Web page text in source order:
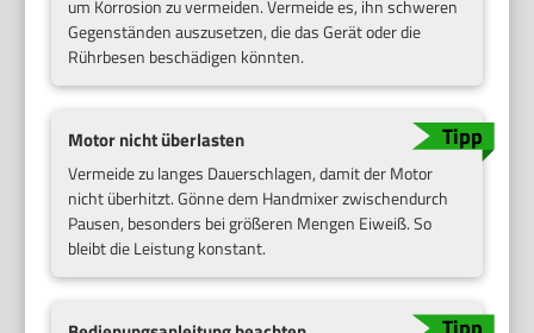
um Korrosion zu vermeiden. Vermeide es, ihn schweren
Gegenständen auszusetzen, die das Gerät oder die
Rührbesen beschädigen könnten.
Motor nicht überlasten
Vermeide zu langes Dauerschlagen, damit der Motor
nicht überhitzt. Gönne dem Handmixer zwischendurch
Pausen, besonders bei größeren Mengen Eiweiß. So
bleibt die Leistung konstant.